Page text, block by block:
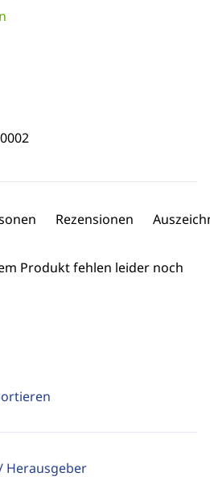
Herausgeber
Rezensionen
Produkt fehlen leider noch